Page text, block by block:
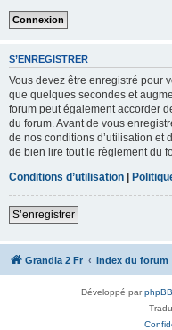
S’ENREGISTRER
Vous devez être enregistré pour
que quelques secondes et
forum peut également accorder
du forum. Avant de vous
de nos conditions d’utilisation et
de bien lire tout le règlement du
Conditions d’utilisation |
S’enregistrer
Grandia 2 Fr Index du forum
Développé parphpBB